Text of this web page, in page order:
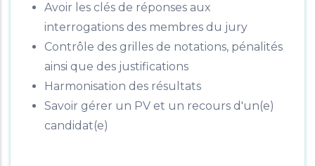
Avoir les clés de réponses aux
interrogations des membres du jury
Contrôle des grilles de notations, pénalités
ainsi que des justifications
Harmonisation des résultats
Savoir gérer un PV et un recours d'un(e)
candidat(e)